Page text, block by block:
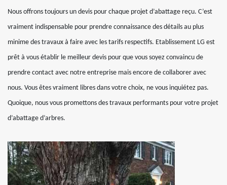
Nous offrons toujours un devis pour chaque projet d’abattage reçu. C’est
vraiment indispensable pour prendre connaissance des détails au plus
minime des travaux à faire avec les tarifs respectifs. Etablissement LG est
prêt à vous établir le meilleur devis pour que vous soyez convaincu de
prendre contact avec notre entreprise mais encore de collaborer avec
nous. Vous êtes vraiment libres dans votre choix, ne vous inquiétez pas.
Quoique, nous vous promettons des travaux performants pour votre projet
d’abattage d’arbres.